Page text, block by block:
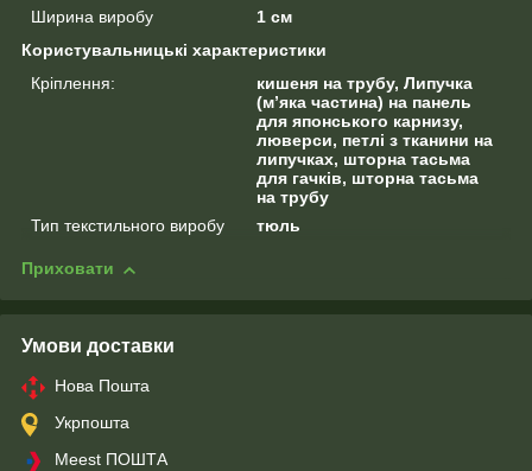
Ширина виробу
1 см
Користувальницькі характеристики
Кріплення:
кишеня на трубу, Липучка
(м’яка частина) на панель
для японського карнизу,
люверси, петлі з тканини на
липучках, шторна тасьма
для гачків, шторна тасьма
на трубу
Тип текстильного виробу
тюль
Приховати
Умови доставки
Нова Пошта
Укрпошта
Meest ПОШТА